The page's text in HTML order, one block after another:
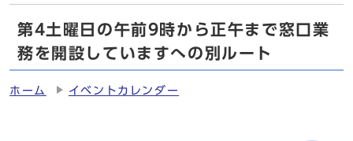
第4土曜日の午前9時から正午まで窓口業
務を開設していますへの別ルート
ホーム イベントカレンダー